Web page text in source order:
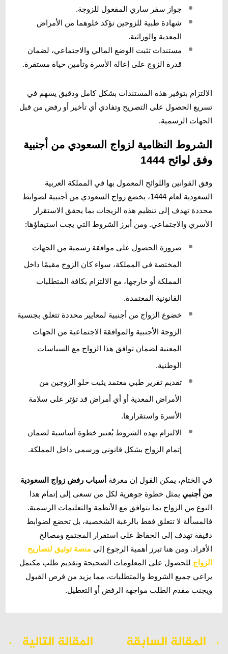
جواز سفر ساري المفعول للزوجة.
شهادة طبية للزوجين تؤكد خلوهما من الأمراض
المعدية والوراثية.
مستندات تثبت الوضع المالي والاجتماعي، لضمان
قدرة الزوج على إعالة الأسرة وتأمين حياة مستقرة.
الالتزام بتوفير هذه المستندات بشكل كامل ودقيق يسهم في
تسريع الحصول على التصريح وتفادي أي تأخير أو رفض من قبل
الجهات الرسمية.
الشروط النظامية لزواج السعودي من أجنبية
وفق لوائح 1444
وفق القوانين واللوائح المعمول بها في المملكة العربية
السعودية لعام 1444، يخضع زواج السعودي من أجنبية لضوابط
محددة تهدف إلى تنظيم هذه الزيجات بما يحقق الاستقرار
الأسري والاجتماعي. ومن أبرز الشروط التي يجب استيفاؤها:
ضرورة الحصول على موافقة رسمية من الجهات
المختصة في المملكة، سواء كان الزوج مقيمًا داخل
المملكة أو خارجها، مع الالتزام بكافة المتطلبات
القانونية المعتمدة.
خضوع الزواج من أجنبية لمعايير محددة تتعلق بجنسية
الزوجة الأجنبية والموافقة الاجتماعية من الجهات
المعنية لضمان توافق هذا الزواج مع السياسات
الوطنية.
تقديم تقرير طبي معتمد يثبت خلو الزوجين من
الأمراض المعدية أو أي أمراض قد تؤثر على سلامة
الأسرة واستقرارها.
الالتزام بهذه الشروط يُعتبر خطوة أساسية لضمان
إتمام الزواج بشكل قانوني ورسمي داخل المملكة.
في الختام، يمكن القول إن معرفة
أسباب رفض زواج السعودية
من أجنبي يمثل خطوة جوهرية لكل من تسعى إلى إتمام هذا
النوع من الزواج بما يتوافق مع الأنظمة والتعليمات الرسمية.
فالمسألة لا تتعلق فقط بالرغبة الشخصية، بل تخضع لضوابط
دقيقة تهدف إلى الحفاظ على استقرار المجتمع ومصالح
الأفراد. ومن هنا تبرز أهمية الرجوع إلى منصة توثيق لتصاريح
الزواج للحصول على المعلومات الصحيحة وتقديم طلب مكتمل
يراعي جميع الشروط والمتطلبات، مما يزيد من فرص القبول
ويجنب مقدم الطلب مواجهة الرفض أو التعطيل.
→ المقالة السابقة المقالة التالية ←